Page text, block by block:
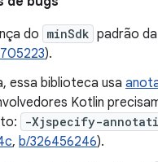
do minSdk padrão da
).
essa biblioteca usa
Kotlin
-Xjspecify-
, b/326456246).